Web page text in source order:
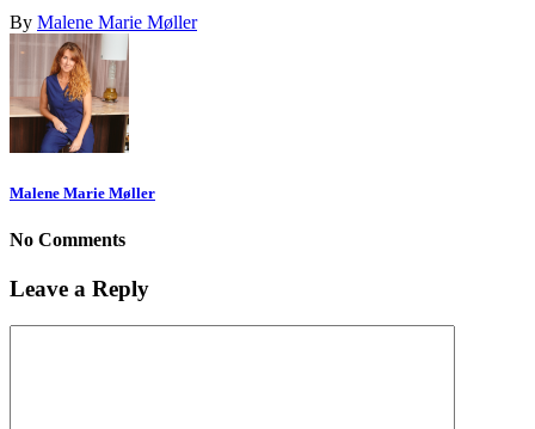
By Malene Marie Møller
Malene Marie Møller
No Comments
Leave a Reply